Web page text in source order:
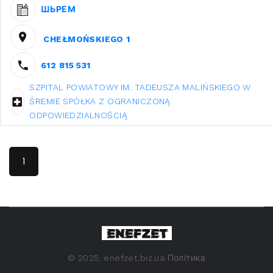
ШЬРЕМ
CHEŁMOŃSKIEGO 1
612 815 531
SZPITAL POWIATOWY IM. TADEUSZA MALIŃSKIEGO W
ŚREMIE SPÓŁKA Z OGRANICZONĄ
ODPOWIEDZIALNOŚCIĄ
1
© 2025. enefzet.biz.ua Політика